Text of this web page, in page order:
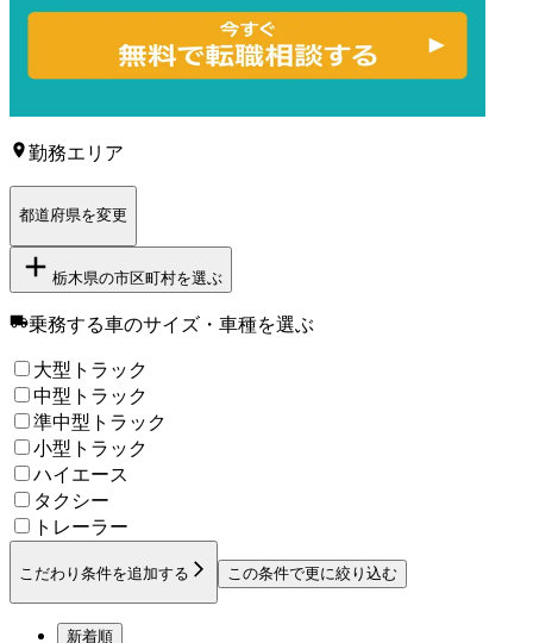
勤務エリア
都道府県を変更
栃木県の市区町村を選ぶ
乗務する車のサイズ・車種を選ぶ
大型トラック
中型トラック
準中型トラック
小型トラック
ハイエース
タクシー
トレーラー
こだわり条件を追加する この条件で更に絞り込む
新着順